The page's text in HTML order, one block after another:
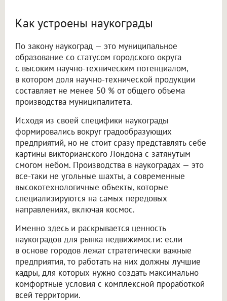
Как устроены наукограды
По закону наукоград — это муниципальное
образование со статусом городского округа
с высоким научно-техническим потенциалом,
в котором доля научно-технической продукции
составляет не менее 50 % от общего объема
производства муниципалитета.
Исходя из своей специфики наукограды
формировались вокруг градообразующих
предприятий, но не стоит сразу представлять себе
картины викторианского Лондона с затянутым
смогом небом. Производства в наукоградах — это
все-таки не угольные шахты, а современные
высокотехнологичные объекты, которые
специализируются на самых передовых
направлениях, включая космос.
Именно здесь и раскрывается ценность
наукоградов для рынка недвижимости: если
в основе городов лежат стратегически важные
предприятия, то работать на них должны лучшие
кадры, для которых нужно создать максимально
комфортные условия с комплексной проработкой
всей территории.